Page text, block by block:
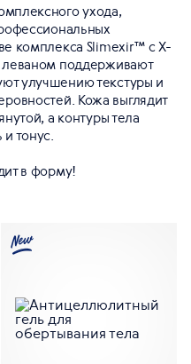
ухода,
комплекса Slimexir™ с X-
поддерживают
улучшению текстуры и
Кожа выглядит
а контуры тела
тонус.
в форму!